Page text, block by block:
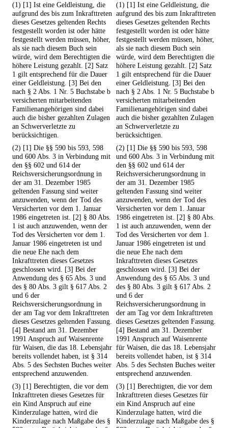
(1) [1] Ist eine Geldleistung, die
aufgrund des bis zum Inkrafttreten
dieses Gesetzes geltenden Rechts
festgestellt worden ist oder hätte
festgestellt werden müssen, höher,
als sie nach diesem Buch sein
würde, wird dem Berechtigten die
höhere Leistung gezahlt. [2] Satz
1 gilt entsprechend für die Dauer
einer Geldleistung. [3] Bei den
nach § 2 Abs. 1 Nr. 5 Buchstabe b
versicherten mitarbeitenden
Familienangehörigen sind dabei
auch die bisher gezahlten Zulagen
an Schwerverletzte zu
berücksichtigen.
(1) [1] Ist eine Geldleistung, die
aufgrund des bis zum Inkrafttreten
dieses Gesetzes geltenden Rechts
festgestellt worden ist oder hätte
festgestellt werden müssen, höher,
als sie nach diesem Buch sein
würde, wird dem Berechtigten die
höhere Leistung gezahlt. [2] Satz
1 gilt entsprechend für die Dauer
einer Geldleistung. [3] Bei den
nach § 2 Abs. 1 Nr. 5 Buchstabe b
versicherten mitarbeitenden
Familienangehörigen sind dabei
auch die bisher gezahlten Zulagen
an Schwerverletzte zu
berücksichtigen.
(2) [1] Die §§ 590 bis 593, 598
und 600 Abs. 3 in Verbindung mit
den §§ 602 und 614 der
Reichsversicherungsordnung in
der am 31. Dezember 1985
geltenden Fassung sind weiter
anzuwenden, wenn der Tod des
Versicherten vor dem 1. Januar
1986 eingetreten ist. [2] § 80 Abs.
1 ist auch anzuwenden, wenn der
Tod des Versicherten vor dem 1.
Januar 1986 eingetreten ist und
die neue Ehe nach dem
Inkrafttreten dieses Gesetzes
geschlossen wird. [3] Bei der
Anwendung des § 65 Abs. 3 und
des § 80 Abs. 3 gilt § 617 Abs. 2
und 6 der
Reichsversicherungsordnung in
der am Tag vor dem Inkrafttreten
dieses Gesetzes geltenden Fassung.
[4] Bestand am 31. Dezember
1991 Anspruch auf Waisenrente
für Waisen, die das 18. Lebensjahr
bereits vollendet haben, ist § 314
Abs. 5 des Sechsten Buches weiter
entsprechend anzuwenden.
(2) [1] Die §§ 590 bis 593, 598
und 600 Abs. 3 in Verbindung mit
den §§ 602 und 614 der
Reichsversicherungsordnung in
der am 31. Dezember 1985
geltenden Fassung sind weiter
anzuwenden, wenn der Tod des
Versicherten vor dem 1. Januar
1986 eingetreten ist. [2] § 80 Abs.
1 ist auch anzuwenden, wenn der
Tod des Versicherten vor dem 1.
Januar 1986 eingetreten ist und
die neue Ehe nach dem
Inkrafttreten dieses Gesetzes
geschlossen wird. [3] Bei der
Anwendung des § 65 Abs. 3 und
des § 80 Abs. 3 gilt § 617 Abs. 2
und 6 der
Reichsversicherungsordnung in
der am Tag vor dem Inkrafttreten
dieses Gesetzes geltenden Fassung.
[4] Bestand am 31. Dezember
1991 Anspruch auf Waisenrente
für Waisen, die das 18. Lebensjahr
bereits vollendet haben, ist § 314
Abs. 5 des Sechsten Buches weiter
entsprechend anzuwenden.
(3) [1] Berechtigten, die vor dem
Inkrafttreten dieses Gesetzes für
ein Kind Anspruch auf eine
Kinderzulage hatten, wird die
Kinderzulage nach Maßgabe des §
(3) [1] Berechtigten, die vor dem
Inkrafttreten dieses Gesetzes für
ein Kind Anspruch auf eine
Kinderzulage hatten, wird die
Kinderzulage nach Maßgabe des §